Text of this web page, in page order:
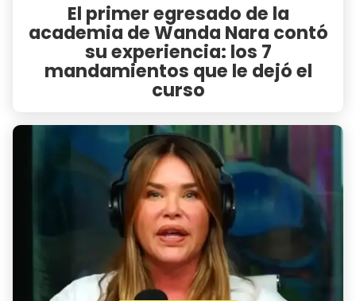
El primer egresado de la
academia de Wanda Nara contó
su experiencia: los 7
mandamientos que le dejó el
curso